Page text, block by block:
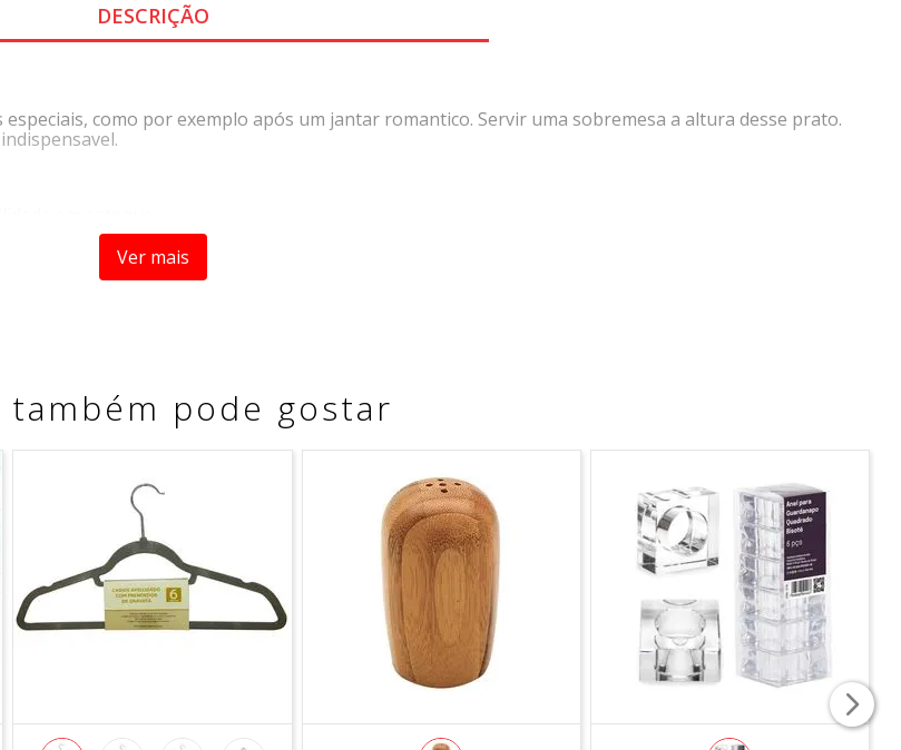
DESCRIÇÃO
como por exemplo após um jantar romantico. Servir uma sobremesa a altura desse prato.
Ver mais
também pode gostar